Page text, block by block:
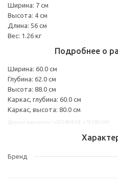
Ширина: 7 см
Высота: 4 см
Длина: 56 см
Вес: 1.26 кг
Подробнее о
Ширина: 60.0 см
Глубина: 62.0 см
Высота: 88.0 см
Каркас, глубина: 60.0 см
Каркас, высота: 80.0 см
Бренд